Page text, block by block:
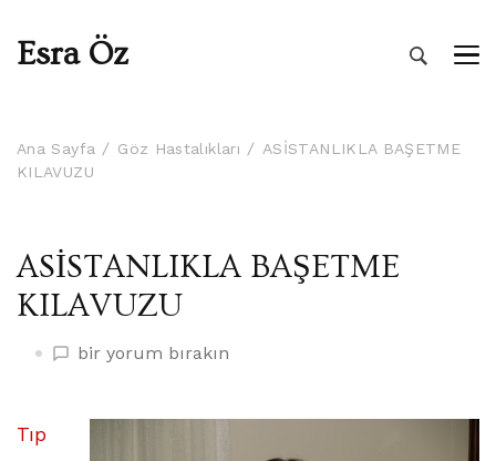
Esra Öz
Ana Sayfa Göz Hastalıkları
ASİSTANLIKLA BAŞETME
KILAVUZU
ASİSTANLIKLA BAŞETME
KILAVUZU
ASİSTANLIKLA
bir yorum bırakın
Tıp